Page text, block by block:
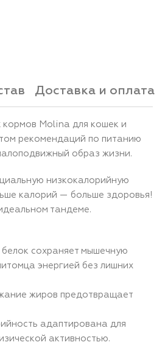
Доставка и оплата
кормов Molina для кошек и
рекомендаций по питанию
образ жизни.
низкокалорийную
калорий — больше здоровья!
тандеме.
сохраняет мышечную
энергией без лишних
жиров предотвращает
адаптирована для
активностью.